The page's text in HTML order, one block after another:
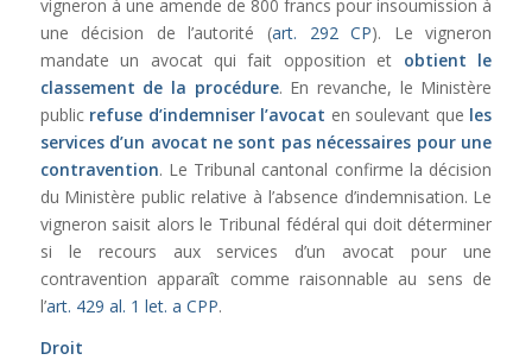
vigneron à une amende de 800 francs pour insoumission à
une décision de l’autorité (art. 292 CP). Le vigneron
mandate un avocat qui fait opposition et obtient le
classement de la procédure. En revanche, le Ministère
public refuse d’indemniser l’avocat en soulevant que les
services d’un avocat ne sont pas nécessaires pour une
contravention. Le Tribunal cantonal confirme la décision
du Ministère public relative à l’absence d’indemnisation. Le
vigneron saisit alors le Tribunal fédéral qui doit déterminer
si le recours aux services d’un avocat pour une
contravention apparaît comme raisonnable au sens de
l’art. 429 al. 1 let. a CPP.
Droit